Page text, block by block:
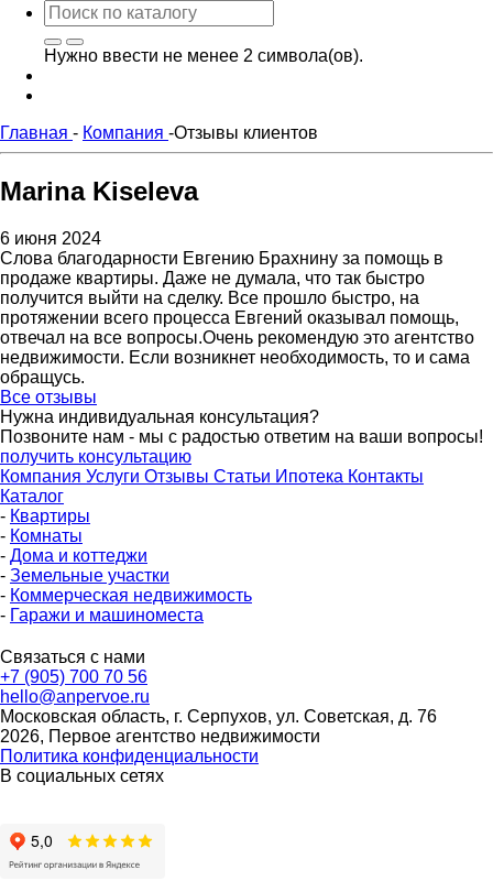
Нужно ввести не менее 2 символа(ов).
Главная - Компания -Отзывы клиентов
Marina Kiseleva
6 июня 2024
Слова благодарности Евгению Брахнину за помощь в
продаже квартиры. Даже не думала, что так быстро
получится выйти на сделку. Все прошло быстро, на
протяжении всего процесса Евгений оказывал помощь,
отвечал на все вопросы.Очень рекомендую это агентство
недвижимости. Если возникнет необходимость, то и сама
обращусь.
Все отзывы
Нужна индивидуальная консультация?
Позвоните нам - мы с радостью ответим на ваши вопросы!
получить консультацию
Компания Услуги Отзывы Статьи Ипотека Контакты
Каталог
- Квартиры
- Комнаты
- Дома и коттеджи
- Земельные участки
- Коммерческая недвижимость
- Гаражи и машиноместа
Связаться с нами
+7 (905) 700 70 56
hello@anpervoe.ru
Московская область, г. Серпухов, ул. Советская, д. 76
2026, Первое агентство недвижимости
Политика конфиденциальности
В социальных сетях